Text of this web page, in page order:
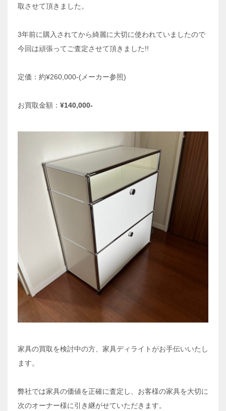
取させて頂きました。
3年前に購入されてから綺麗に大切に使われていましたので
今回は頑張ってご査定させて頂きました!!
定価：約¥260,000-(メーカー参照)
お買取金額： ¥140,000-
家具の買取を検討中の方、家具ディライトがお手伝いいたし
ます。
弊社では家具の価値を正確に査定し、お客様の家具を大切に
次のオーナー様に引き継がせていただきます。